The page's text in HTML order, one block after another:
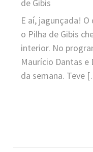
de Gibis
E aí, jagunçada!
o Pilha de Gibis
interior. No
Maurício Dantas
da semana. Teve